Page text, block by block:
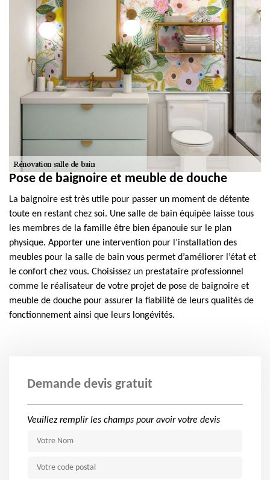
Pose de baignoire et meuble de douche
La baignoire est très utile pour passer un moment de détente
toute en restant chez soi. Une salle de bain équipée laisse tous
les membres de la famille être bien épanouie sur le plan
physique. Apporter une intervention pour l’installation des
meubles pour la salle de bain vous permet d’améliorer l’état et
le confort chez vous. Choisissez un prestataire professionnel
comme le réalisateur de votre projet de pose de baignoire et
meuble de douche pour assurer la fiabilité de leurs qualités de
fonctionnement ainsi que leurs longévités.
Demande devis gratuit
Veuillez remplir les champs pour avoir votre devis